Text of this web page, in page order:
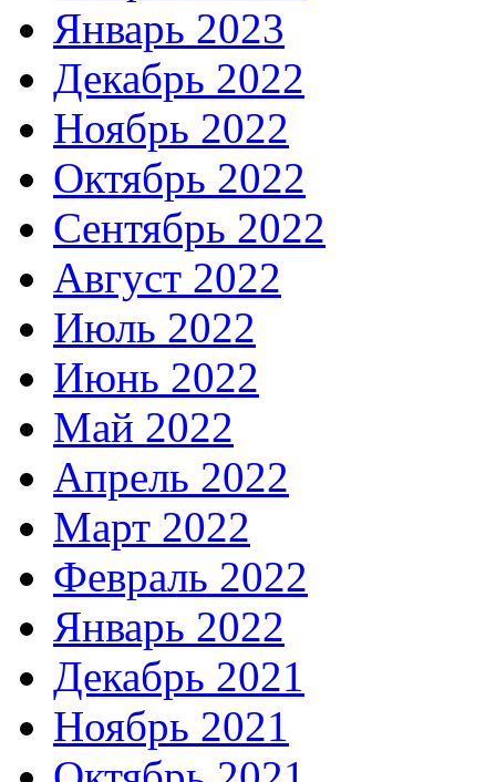
Январь 2023
Декабрь 2022
Ноябрь 2022
Октябрь 2022
Сентябрь 2022
Август 2022
Июль 2022
Июнь 2022
Май 2022
Апрель 2022
Март 2022
Февраль 2022
Январь 2022
Декабрь 2021
Ноябрь 2021